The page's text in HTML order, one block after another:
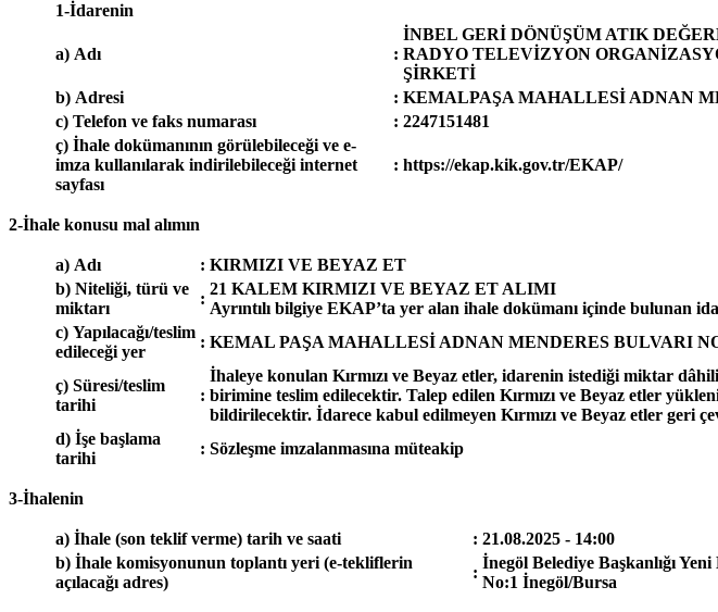
1-İdarenin
a) Adı :
İNBEL GERİ DÖNÜŞÜM ATIK
RADYO TELEVİZYON
ŞİRKETİ
b) Adresi
: KEMALPAŞA MAHALLESİ ADNAN
c) Telefon ve faks numarası
: 2247151481
ç) İhale dokümanının görülebileceği ve e-
imza kullanılarak indirilebileceği internet
sayfası
: https://ekap.kik.gov.tr/EKAP/
2-İhale konusu mal alımın
a) Adı : KIRMIZI VE BEYAZ ET
b) Niteliği, türü ve
miktarı
:
21 KALEM KIRMIZI VE BEYAZ ET ALIMI
Ayrıntılı bilgiye EKAP’ta yer alan ihale dokümanı içinde bulunan
c) Yapılacağı/teslim
edileceği yer
: KEMAL PAŞA MAHALLESİ ADNAN MENDERES BULVARI
ç) Süresi/teslim
tarihi
:
İhaleye konulan Kırmızı ve Beyaz etler, idarenin istediği miktar
birimine teslim edilecektir. Talep edilen Kırmızı ve Beyaz etler
bildirilecektir. İdarece kabul edilmeyen Kırmızı ve Beyaz etler geri
d) İşe başlama
tarihi
: Sözleşme imzalanmasına müteakip
3-İhalenin
a) İhale (son teklif verme) tarih ve saati : 21.08.2025 - 14:00
b) İhale komisyonunun toplantı yeri (e-tekliflerin
açılacağı adres)
:
İnegöl Belediye Başkanlığı
No:1 İnegöl/Bursa